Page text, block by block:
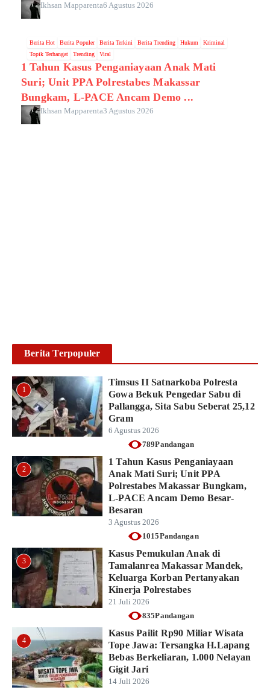
Ikhsan Mapparenta6 Agustus 2026
Berita Hot Berita Populer Berita Terkini Berita Trending Hukum
Kriminal
Topik Terhangat
Trending Viral
1 Tahun Kasus Penganiayaan Anak Mati
Suri; Unit PPA Polrestabes Makassar
Bungkam, L-PACE Ancam Demo ...
Ikhsan Mapparenta3 Agustus 2026
Berita Terpopuler
1
Timsus II Satnarkoba Polresta
Gowa Bekuk Pengedar Sabu di
Pallangga, Sita Sabu Seberat 25,12
Gram
6 Agustus 2026
789Pandangan
2
1 Tahun Kasus Penganiayaan
Anak Mati Suri; Unit PPA
Polrestabes Makassar Bungkam,
L-PACE Ancam Demo Besar-
Besaran
3 Agustus 2026
1015Pandangan
3
Kasus Pemukulan Anak di
Tamalanrea Makassar Mandek,
Keluarga Korban Pertanyakan
Kinerja Polrestabes
21 Juli 2026
835Pandangan
4
Kasus Pailit Rp90 Miliar Wisata
Tope Jawa: Tersangka H.Lapang
Bebas Berkeliaran, 1.000 Nelayan
Gigit Jari
14 Juli 2026